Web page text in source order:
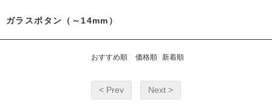
ガラスボタン（～14mm）
おすすめ順 価格順 新着順
< Prev Next >